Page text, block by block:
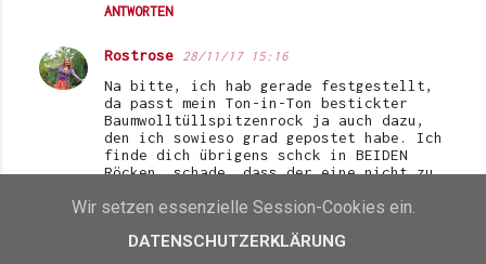
ANTWORTEN
Rostrose 28/11/17 15:16
Na bitte, ich hab gerade festgestellt,
da passt mein Ton-in-Ton bestickter
Baumwolltüllspitzenrock ja auch dazu,
den ich sowieso grad gepostet habe. Ich
finde dich übrigens schck in BEIDEN
Röcken, schade, dass der eine nicht zu
fand ich nämlich richtig toll an dir!
verfallen, aber diesen Rock, den ich
Wir setzen essenzielle Session-Cookies ein.
DATENSCHUTZERKLÄRUNG